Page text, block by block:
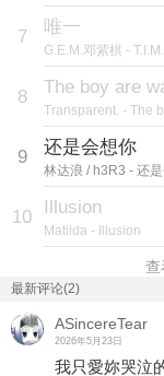
7 唯一
G.E.M.邓紫棋 -
8 The boy are
Transparent. - The
9 还是会想你
林达浪 / h3R3 - 还
10 Illusion
Matilda - Illusion
查
最新评论(2)
ASincereTear
2026年5月23日
我只愛妳哭泣